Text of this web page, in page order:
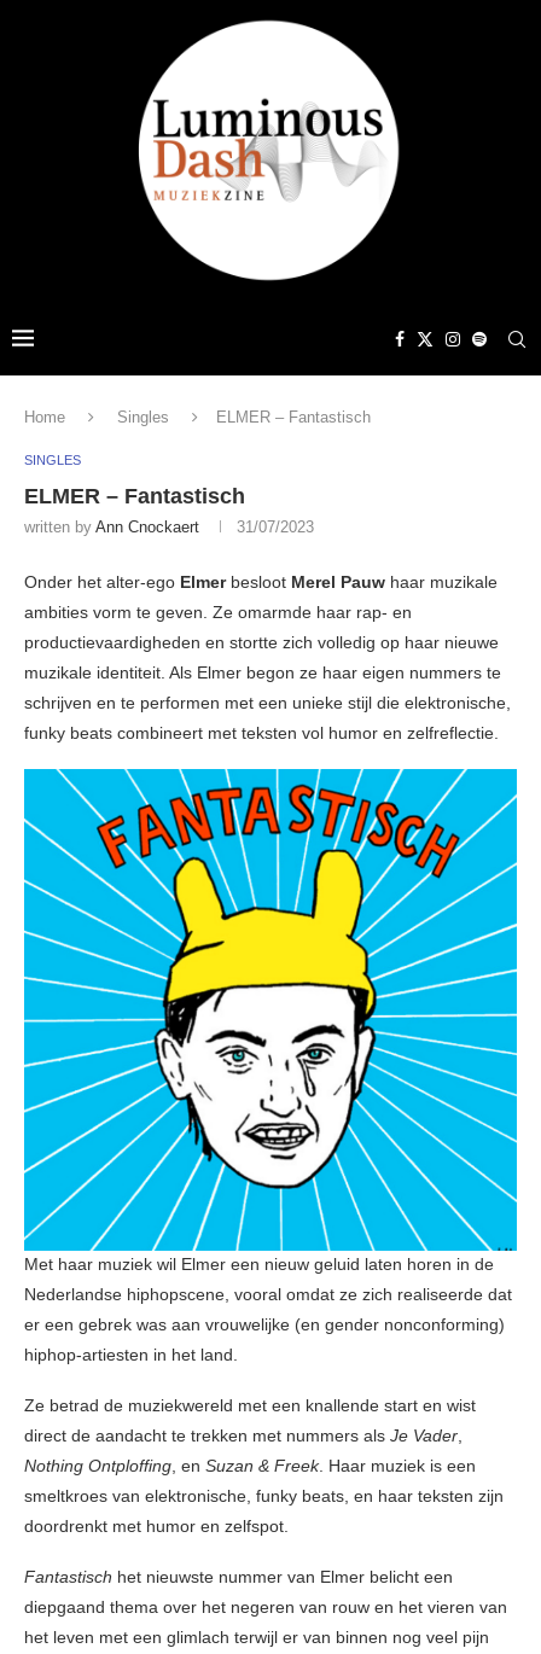
Home Singles ELMER – Fantastisch
SINGLES
ELMER – Fantastisch
written by Ann Cnockaert 31/07/2023
Onder het alter-ego Elmer besloot Merel Pauw haar muzikale
ambities vorm te geven. Ze omarmde haar rap- en
productievaardigheden en stortte zich volledig op haar nieuwe
muzikale identiteit. Als Elmer begon ze haar eigen nummers te
schrijven en te performen met een unieke stijl die elektronische,
funky beats combineert met teksten vol humor en zelfreflectie.
Met haar muziek wil Elmer een nieuw geluid laten horen in de
Nederlandse hiphopscene, vooral omdat ze zich realiseerde dat
er een gebrek was aan vrouwelijke (en gender nonconforming)
hiphop-artiesten in het land.
Ze betrad de muziekwereld met een knallende start en wist
direct de aandacht te trekken met nummers als Je Vader,
Nothing Ontploffing, en Suzan & Freek. Haar muziek is een
smeltkroes van elektronische, funky beats, en haar teksten zijn
doordrenkt met humor en zelfspot.
Fantastisch het nieuwste nummer van Elmer belicht een
diepgaand thema over het negeren van rouw en het vieren van
het leven met een glimlach terwijl er van binnen nog veel pijn